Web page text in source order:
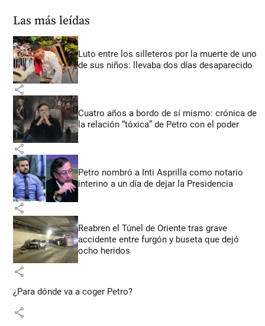
Las más leídas
Luto entre los silleteros por la muerte de uno
de sus niños: llevaba dos días desaparecido
share
Cuatro años a bordo de sí mismo: crónica de
la relación “tóxica” de Petro con el poder
share
Petro nombró a Inti Asprilla como notario
interino a un día de dejar la Presidencia
share
Reabren el Túnel de Oriente tras grave
accidente entre furgón y buseta que dejó
ocho heridos
share
¿Para dónde va a coger Petro?
share